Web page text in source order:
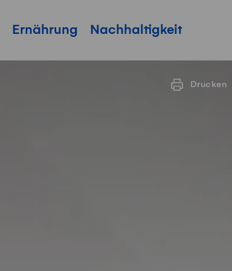
Ernährung Nachhaltigkeit
Drucken